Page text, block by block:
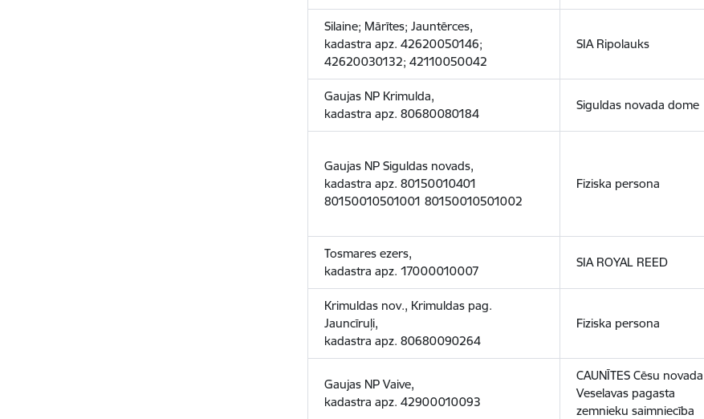
Silaine; Mārītes; Jauntērces,
kadastra apz. 42620050146;
42620030132; 42110050042
SIA Ripolauks
Gaujas NP Krimulda,
kadastra apz. 80680080184
Siguldas novada dome
Gaujas NP Siguldas novads,
kadastra apz. 80150010401
80150010501001 80150010501002
Fiziska persona
Tosmares ezers,
kadastra apz. 17000010007
SIA ROYAL REED
Krimuldas nov., Krimuldas pag.
Jauncīruļi,
kadastra apz. 80680090264
Fiziska persona
Gaujas NP Vaive,
kadastra apz. 42900010093
CAUNĪTES Cēsu novada
Veselavas pagasta
zemnieku saimniecība